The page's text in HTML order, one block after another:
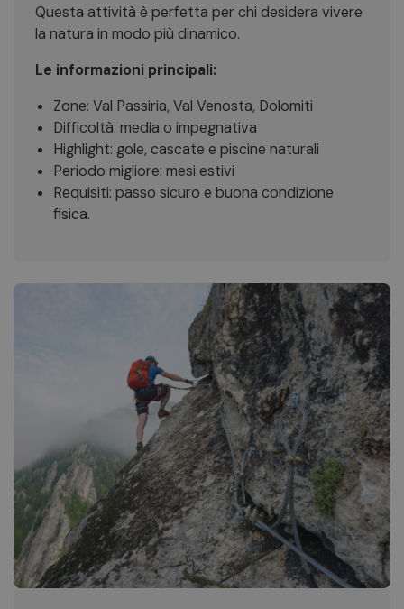
Questa attività è perfetta per chi desidera vivere
la natura in modo più dinamico.
Le informazioni principali:
Zone: Val Passiria, Val Venosta, Dolomiti
Difficoltà: media o impegnativa
Highlight: gole, cascate e piscine naturali
Periodo migliore: mesi estivi
Requisiti: passo sicuro e buona condizione
fisica.